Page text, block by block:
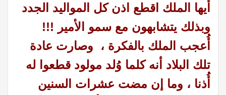
أيها الملك اقطع اذن كل المواليد الجدد
وبذلك يتشابهون مع سمو الأمير !!!
أُعجب الملك بالفكرة ، وصارت عادة
تلك البلاد أنه كلما وُلد مولود قطعوا له
أُذنا ، وما إن مضت عشرات السنين